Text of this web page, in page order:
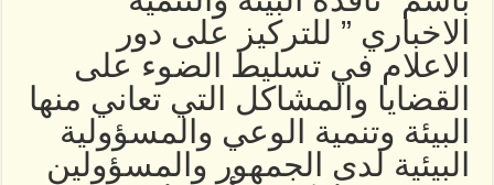
الاخباري ” للتركيز على دور
الاعلام في تسليط الضوء على
القضايا والمشاكل التي تعاني منها
البيئة وتنمية الوعي والمسؤولية
البيئية لدى الجمهور والمسؤولين